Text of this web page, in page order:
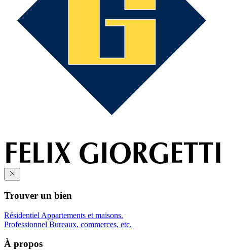
Trouver un bien
Résidentiel Appartements et maisons.
Professionnel Bureaux, commerces, etc.
À propos